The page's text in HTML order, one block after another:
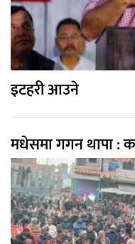
इटहरी आउने
मधेसमा गगन थापा :